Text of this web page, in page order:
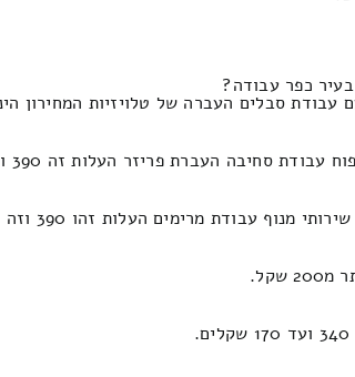
של טלויזיות המחירון הינו 290 שקל ולא יותר מ190
פריזר העלות זה 390 ולכל היותר 200 ש"ח.
העלות זהו 390 וזה מגיע עד 180 שקל.